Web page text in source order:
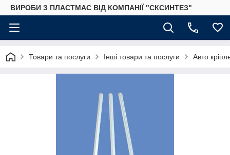
ВИРОБИ З ПЛАСТМАС ВІД КОМПАНІЇ "СКСИНТЕЗ"
Товари та послуги Інші товари та послуги Авто